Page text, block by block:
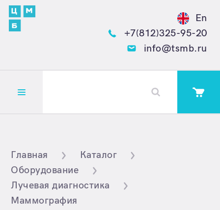
En
+7(812)325-95-20
info@tsmb.ru
Открыть меню
Главная
Каталог
Оборудование
Лучевая диагностика
Маммография